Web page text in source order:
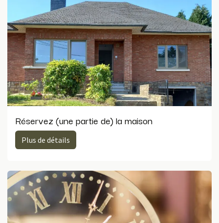
Réservez (une partie de) la maison
Plus de d​​​​​​étails